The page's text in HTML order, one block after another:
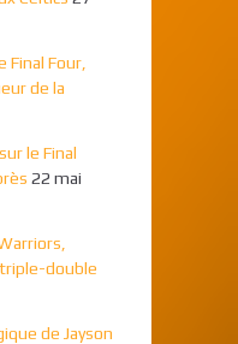
Final Four,
de la
le Final
22 mai
double
de Jayson